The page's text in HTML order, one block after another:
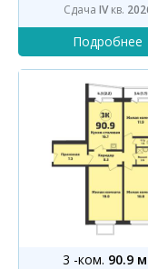
Сдача IVкв.
3 -ком. 90.9 м